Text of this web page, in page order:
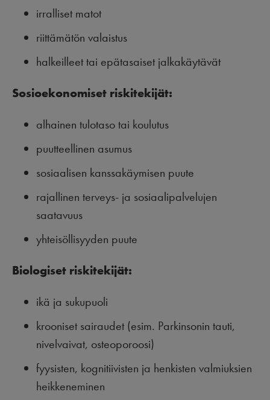
irralliset matot
riittämätön valaistus
halkeilleet tai epätasaiset jalkakäytävät
Sosioekonomiset riskitekijät:
alhainen tulotaso tai koulutus
puutteellinen asumus
sosiaalisen kanssakäymisen puute
rajallinen terveys- ja sosiaalipalvelujen
saatavuus
yhteisöllisyyden puute
Biologiset riskitekijät:
ikä ja sukupuoli
krooniset sairaudet (esim. Parkinsonin tauti,
nivelvaivat, osteoporoosi)
fyysisten, kognitiivisten ja henkisten valmiuksien
heikkeneminen